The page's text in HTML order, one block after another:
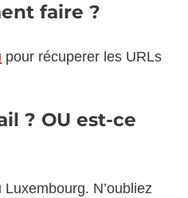
faire ?
pour récuperer les URLs
? OU est-ce
N’oubliez